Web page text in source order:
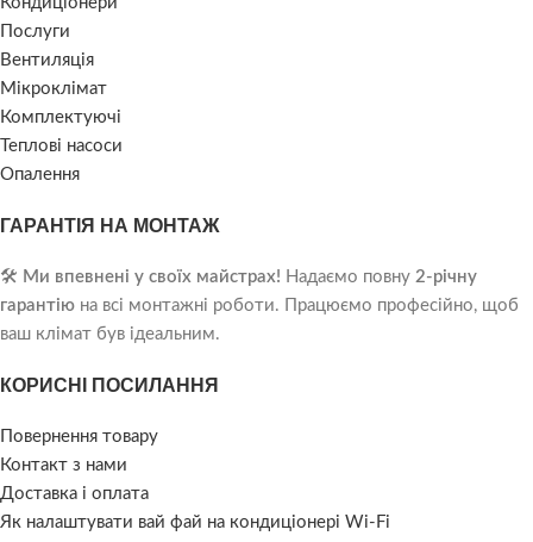
Послуги
Вентиляція
Мікроклімат
Комплектуючі
Теплові насоси
Опалення
ГАРАНТІЯ НА МОНТАЖ
🛠️ Ми впевнені у своїх майстрах! Надаємо повну 2-річну
гарантію на всі монтажні роботи. Працюємо професійно, щоб
ваш клімат був ідеальним.
КОРИСНІ ПОСИЛАННЯ
Повернення товару
Контакт з нами
Доставка і оплата
Як налаштувати вай фай на кондиціонері Wi-Fi